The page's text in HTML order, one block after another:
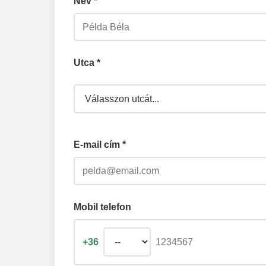
4
A sikeres
Utca *
E-mail cím *
Mobil telefon
+36